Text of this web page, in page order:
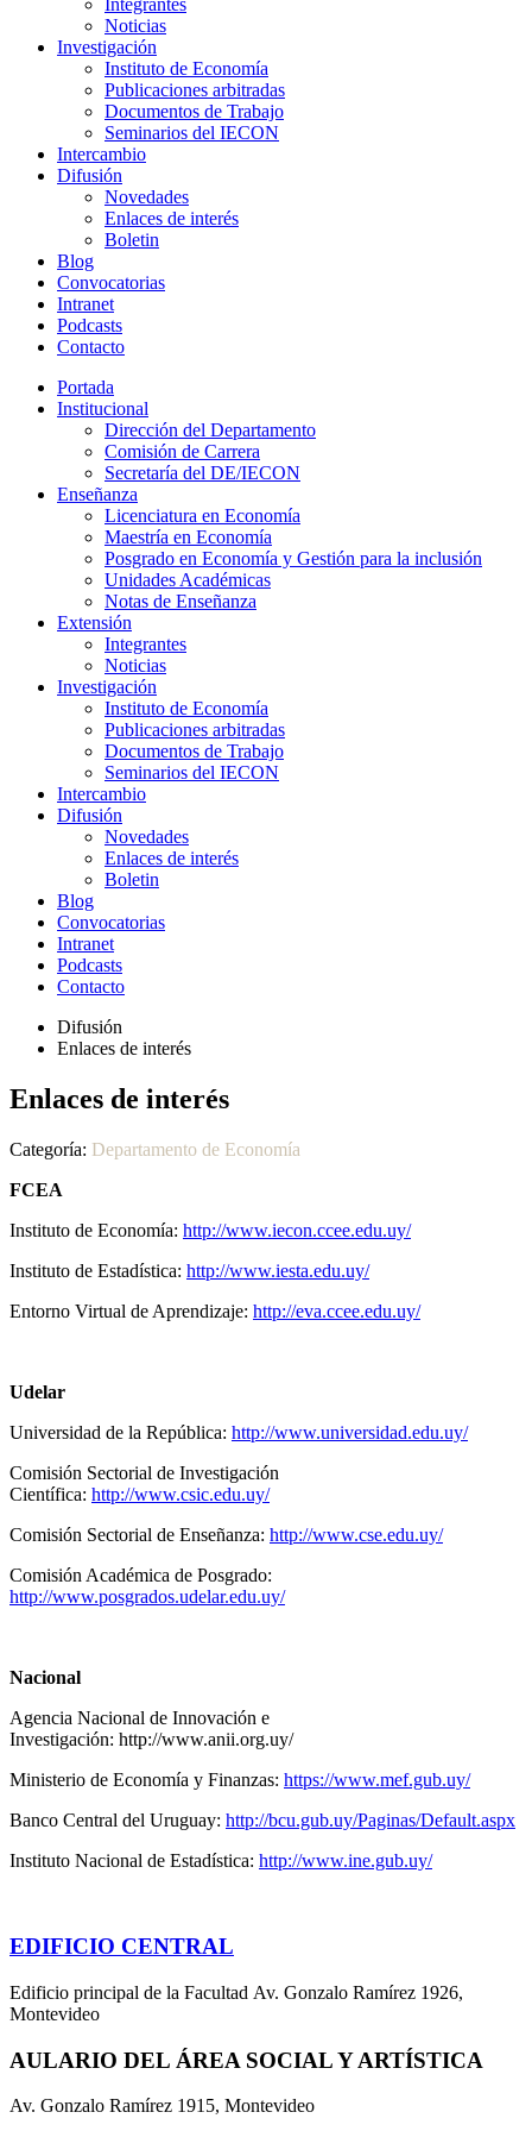
Noticias
Investigación
Instituto de Economía
Publicaciones arbitradas
Documentos de Trabajo
Seminarios del IECON
Intercambio
Difusión
Novedades
Enlaces de interés
Boletin
Blog
Convocatorias
Intranet
Podcasts
Contacto
Portada
Institucional
Dirección del Departamento
Comisión de Carrera
Secretaría del DE/IECON
Enseñanza
Licenciatura en Economía
Maestría en Economía
Posgrado en Economía y Gestión para la inclusión
Unidades Académicas
Notas de Enseñanza
Extensión
Integrantes
Noticias
Investigación
Instituto de Economía
Publicaciones arbitradas
Documentos de Trabajo
Seminarios del IECON
Intercambio
Difusión
Novedades
Enlaces de interés
Boletin
Blog
Convocatorias
Intranet
Podcasts
Contacto
Difusión
Enlaces de interés
Enlaces de interés
Categoría: Departamento de Economía
FCEA
Instituto de Economía: http://www.iecon.ccee.edu.uy/
Instituto de Estadística: http://www.iesta.edu.uy/
Entorno Virtual de Aprendizaje: http://eva.ccee.edu.uy/
Udelar
Universidad de la República: http://www.universidad.edu.uy/
Comisión Sectorial de Investigación
Científica: http://www.csic.edu.uy/
Comisión Sectorial de Enseñanza: http://www.cse.edu.uy/
Comisión Académica de Posgrado:
http://www.posgrados.udelar.edu.uy/
Nacional
Agencia Nacional de Innovación e
Investigación: http://www.anii.org.uy/
Ministerio de Economía y Finanzas: https://www.mef.gub.uy/
Banco Central del Uruguay: http://bcu.gub.uy/Paginas/Default.aspx
Instituto Nacional de Estadística: http://www.ine.gub.uy/
EDIFICIO CENTRAL
Edificio principal de la Facultad Av. Gonzalo Ramírez 1926,
Montevideo
AULARIO DEL ÁREA SOCIAL Y ARTÍSTICA
Av. Gonzalo Ramírez 1915, Montevideo